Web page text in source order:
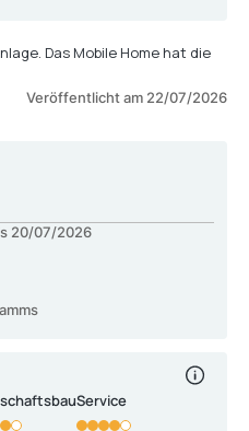
Das Mobile Home hat die
Veröffentlicht am 22/07/2026
20/07/2026
Service